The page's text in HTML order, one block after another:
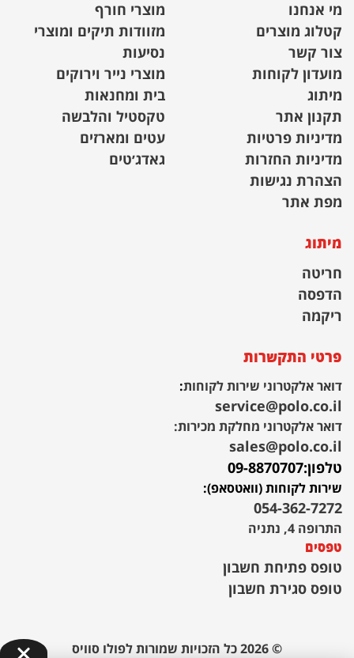
מי אנחנו
קטלוג מוצרים
צור קשר
מועדון לקוחות
מיתוג
תקנון אתר
מדיניות פרטיות
מדיניות החזרות
הצהרת נגישות
מפת אתר
מוצרי חורף
מזוודות תיקים ומוצרי
נסיעות
מוצרי נייר וירוקים
בית ומחנאות
טקסטיל והלבשה
עטים ומארזים
גאדג׳טים
מיתוג
חריטה
הדפסה
ריקמה
פרטי התקשרות
דואר אלקטרוני שירות לקוחות:
service@polo.co.il
דואר אלקטרוני מחלקת מכירות:
sales@polo.co.il
טלפון:09-8870707
שירות לקוחות (וואטסאפ):
054-362-7272
התרופה 4, נתניה
טפסים
טופס פתיחת חשבון
טופס סגירת חשבון
© 2026 כל הזכויות שמורות לפולו סוויס